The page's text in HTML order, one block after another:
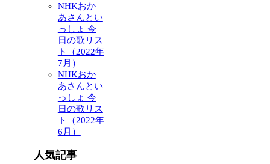
NHKおか
あさんとい
っしょ 今
日の歌リス
ト（2022年
7月）
NHKおか
あさんとい
っしょ 今
日の歌リス
ト（2022年
6月）
人気記事